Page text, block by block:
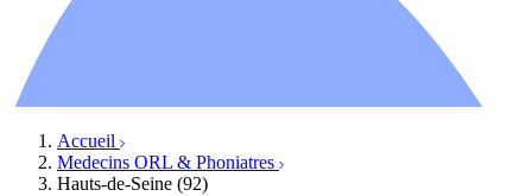
Évènements
Accueil
Medecins ORL & Phoniatres
Hauts-de-Seine (92)